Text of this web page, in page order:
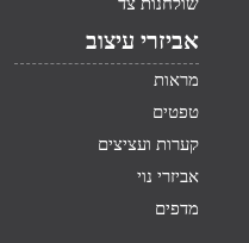
אביזרי עיצוב
מראות
טפטים
קערות ועציצים
אביזרי נוי
מדפים